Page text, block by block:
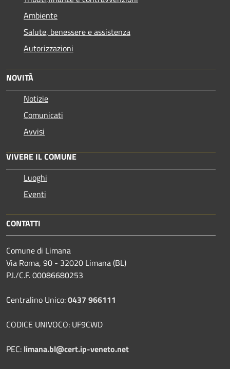
Ambiente
Salute, benessere e assistenza
Autorizzazioni
NOVITÀ
Notizie
Comunicati
Avvisi
VIVERE IL COMUNE
Luoghi
Eventi
CONTATTI
Comune di Limana
Via Roma, 90 - 32020 Limana (BL)
P.I./C.F. 00086680253
Centralino Unico:0437 966111
CODICE UNIVOCO: UF9CWD
PEC: limana.bl@cert.ip-veneto.net